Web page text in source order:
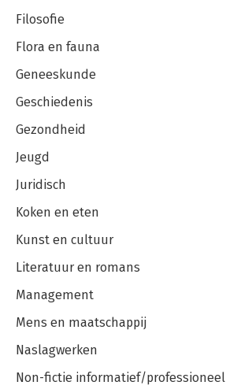
Filosofie
Flora en fauna
Geneeskunde
Geschiedenis
Gezondheid
Jeugd
Juridisch
Koken en eten
Kunst en cultuur
Literatuur en romans
Management
Mens en maatschappij
Naslagwerken
Non-fictie informatief/professioneel